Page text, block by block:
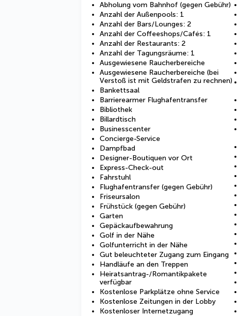
Abholung vom Bahnhof (gegen Gebühr)
Anzahl der Außenpools: 1
Anzahl der Bars/Lounges: 2
Anzahl der Coffeeshops/Cafés: 1
Anzahl der Restaurants: 2
Anzahl der Tagungsräume: 1
Ausgewiesene Raucherbereiche
Ausgewiesene Raucherbereiche (bei
Verstoß ist mit Geldstrafen zu rechnen)
Bankettsaal
Barrierearmer Flughafentransfer
Bibliothek
Billardtisch
Businesscenter
Concierge-Service
Dampfbad
Designer-Boutiquen vor Ort
Express-Check-out
Fahrstuhl
Flughafentransfer (gegen Gebühr)
Friseursalon
Frühstück (gegen Gebühr)
Garten
Gepäckaufbewahrung
Golf in der Nähe
Golfunterricht in der Nähe
Gut beleuchteter Zugang zum Eingang
Handläufe an den Treppen
Heiratsantrag-/Romantikpakete
verfügbar
Kostenlose Parkplätze ohne Service
Kostenlose Zeitungen in der Lobby
Kostenloser Internetzugang